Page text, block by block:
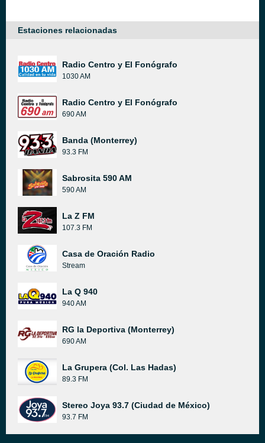
Estaciones relacionadas
Radio Centro y El Fonógrafo
1030 AM
Radio Centro y El Fonógrafo
690 AM
Banda (Monterrey)
93.3 FM
Sabrosita 590 AM
590 AM
La Z FM
107.3 FM
Casa de Oración Radio
Stream
La Q 940
940 AM
RG la Deportiva (Monterrey)
690 AM
La Grupera (Col. Las Hadas)
89.3 FM
Stereo Joya 93.7 (Ciudad de México)
93.7 FM